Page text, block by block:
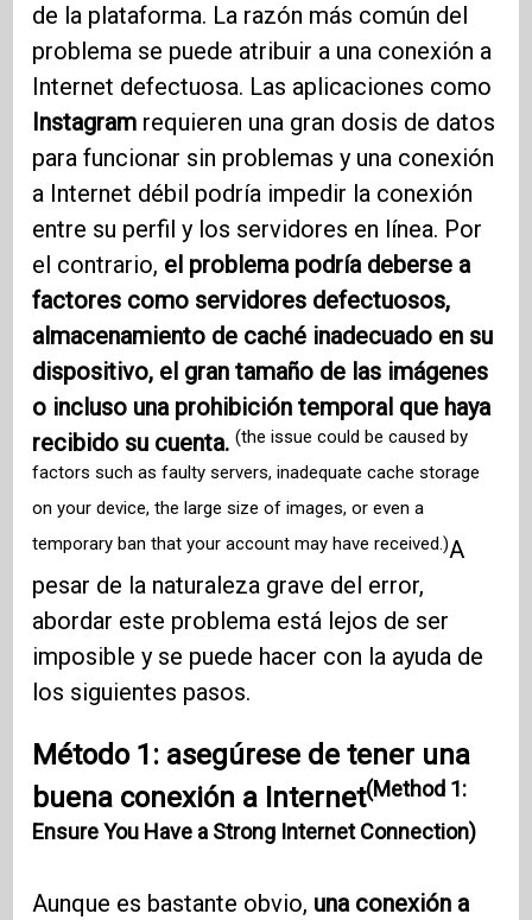
de la plataforma. La razón más común del
problema se puede atribuir a una conexión a
Internet defectuosa. Las aplicaciones como
Instagram requieren una gran dosis de datos
para funcionar sin problemas y una conexión
a Internet débil podría impedir la conexión
entre su perfil y los servidores en línea. Por
el contrario, el problema podría deberse a
factores como servidores defectuosos,
almacenamiento de caché inadecuado en su
dispositivo, el gran tamaño de las imágenes
o incluso una prohibición temporal que haya
recibido su cuenta.(the issue could be caused by
factors such as faulty servers, inadequate cache storage
on your device, the large size of images, or even a
temporary ban that your account may have received.)A
pesar de la naturaleza grave del error,
abordar este problema está lejos de ser
imposible y se puede hacer con la ayuda de
los siguientes pasos.
Método 1: asegúrese de tener una
buena conexión a Internet(Method 1:
Ensure You Have a Strong Internet Connection)
Aunque es bastante obvio, una conexión a